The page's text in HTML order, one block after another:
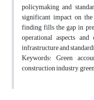
policymaking and
significant impact on
finding fills the gap in
operational aspects
infrastructure and
Keywords: Green
construction industry,